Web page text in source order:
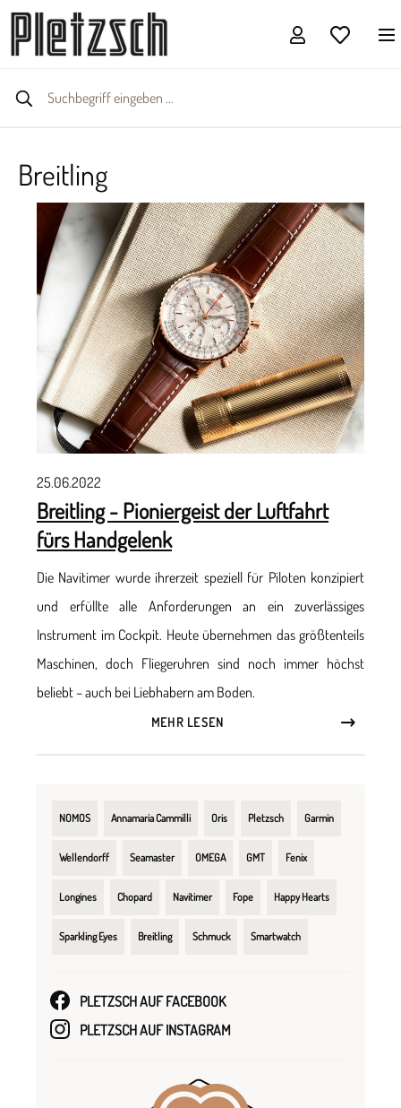
Breitling
25.06.2022
Breitling - Pioniergeist der Luftfahrt
fürs Handgelenk
Die Navitimer wurde ihrerzeit speziell für Piloten konzipiert
und erfüllte alle Anforderungen an ein zuverlässiges
Instrument im Cockpit. Heute übernehmen das größtenteils
Maschinen, doch Fliegeruhren sind noch immer höchst
beliebt – auch bei Liebhabern am Boden.
MEHR LESEN
NOMOS Annamaria Cammilli Oris Pletzsch Garmin
Wellendorff Seamaster OMEGA GMT Fenix
Longines Chopard Navitimer Fope Happy Hearts
Sparkling Eyes Breitling Schmuck Smartwatch
PLETZSCH AUF FACEBOOK
PLETZSCH AUF INSTAGRAM